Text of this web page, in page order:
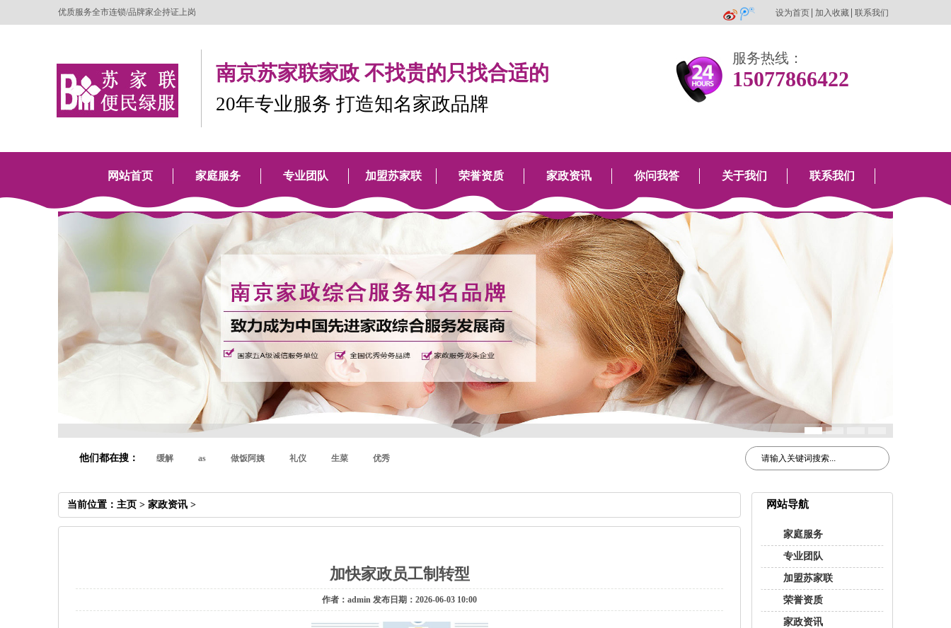
优质服务全市连锁/品牌家企持证上岗 设为首页 加入收藏 联系我们
南京苏家联家政 不找贵的只找合适的
20年专业服务 打造知名家政品牌
服务热线：
15077866422
网站首页 家庭服务 专业团队 加盟苏家联 荣誉资质 家政资讯 你问我答 关于我们 联系我们
他们都在搜： 缓解 as 做饭阿姨 礼仪 生菜 优秀
网站导航
家庭服务
专业团队
加盟苏家联
荣誉资质
家政资讯
当前位置： 主页 > 家政资讯 >
加快家政员工制转型
作者：admin 发布日期：2026-06-03 10:00